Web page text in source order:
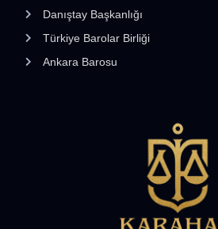
Danıştay Başkanlığı
Türkiye Barolar Birliği
Ankara Barosu